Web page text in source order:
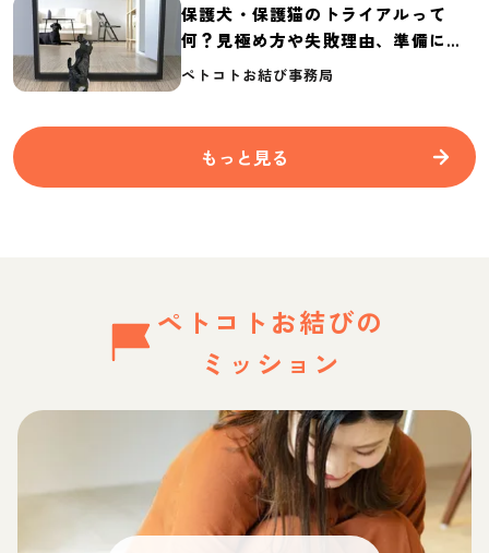
保護犬・保護猫のトライアルって
何？見極め方や失敗理由、準備に必
要なものを紹介
ペトコトお結び事務局
もっと見る
ペトコトお結びの
ミッション